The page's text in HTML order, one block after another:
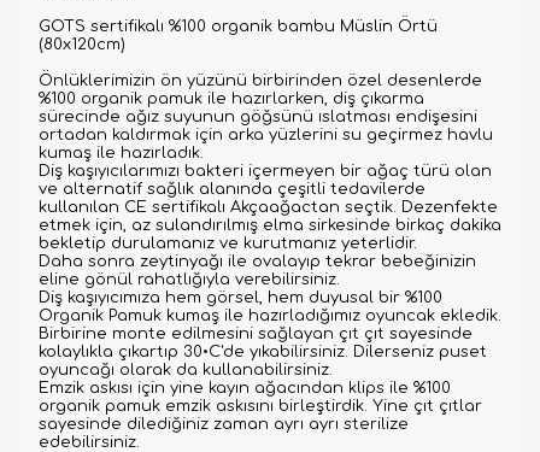
GOTS sertifikalı %100 organik bambu Müslin Örtü
(80x120cm)
Önlüklerimizin ön yüzünü birbirinden özel desenlerde
%100 organik pamuk ile hazırlarken, diş çıkarma
sürecinde ağız suyunun göğsünü ıslatması endişesini
ortadan kaldırmak için arka yüzlerini su geçirmez havlu
kumaş ile hazırladık.
Diş kaşıyıcılarımızı bakteri içermeyen bir ağaç türü olan
ve alternatif sağlık alanında çeşitli tedavilerde
kullanılan CE sertifikalı Akçaağactan seçtik. Dezenfekte
etmek için, az sulandırılmış elma sirkesinde birkaç dakika
bekletip durulamanız ve kurutmanız yeterlidir.
Daha sonra zeytinyağı ile ovalayıp tekrar bebeğinizin
eline gönül rahatlığıyla verebilirsiniz.
Diş kaşıyıcımıza hem görsel, hem duyusal bir %100
Organik Pamuk kumaş ile hazırladığımız oyuncak ekledik.
Birbirine monte edilmesini sağlayan çıt çıt sayesinde
kolaylıkla çıkartıp 30•C'de yıkabilirsiniz. Dilerseniz puset
oyuncağı olarak da kullanabilirsiniz.
Emzik askısı için yine kayın ağacından klips ile %100
organik pamuk emzik askısını birleştirdik. Yine çıt çıtlar
sayesinde dilediğiniz zaman ayrı ayrı sterilize
edebilirsiniz.